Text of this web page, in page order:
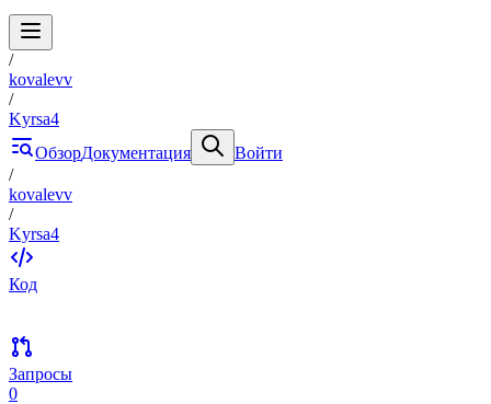
/
kovalevv
/
Kyrsa4
ОбзорДокументация
Войти
/
kovalevv
/
Kyrsa4
Код
Запросы
0